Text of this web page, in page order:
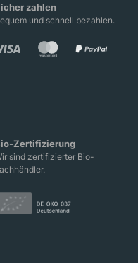
zahlen
und schnell bezahlen.
Zertifizierung
sind zertifizierter Bio-